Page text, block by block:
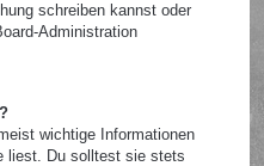
schreiben kannst oder
Administration
wichtige Informationen
liest. Du solltest sie stets